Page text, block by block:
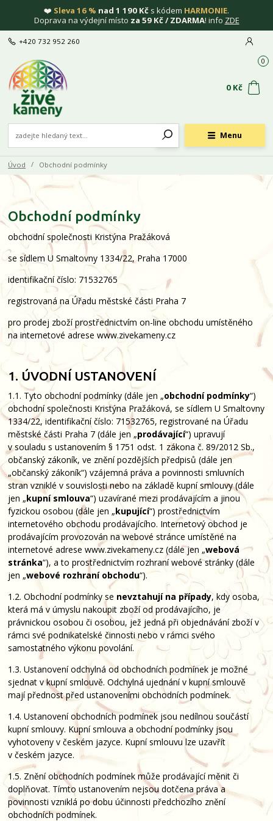
❤️ Sleva 16 % nad 1 190 Kč s kódem HARMONIE.
Doprava na výdejní místo za 59 Kč / ZDARMA! info ZDE
Menu
+420 732 952 260
0
0 Kč
Úvod Obchodní podmínky
Obchodní podmínky
obchodní společnosti Kristýna Pražáková
se sídlem U Smaltovny 1334/22, Praha 17000
identifikační číslo: 71532765
registrovaná na Úřadu městské části Praha 7
pro prodej zboží prostřednictvím on-line obchodu umístěného
na internetové adrese www.zivekameny.cz
1. ÚVODNÍ USTANOVENÍ
1.1. Tyto obchodní podmínky (dále jen „obchodní podmínky“)
obchodní společnosti Kristýna Pražáková, se sídlem U Smaltovny
1334/22, identifikační číslo: 71532765, registrované na Úřadu
městské části Praha 7 (dále jen „prodávající“) upravují
v souladu s ustanovením § 1751 odst. 1 zákona č. 89/2012 Sb.,
občanský zákoník, ve znění pozdějších předpisů (dále jen
„občanský zákoník“) vzájemná práva a povinnosti smluvních
stran vzniklé v souvislosti nebo na základě kupní smlouvy (dále
jen „kupní smlouva“) uzavírané mezi prodávajícím a jinou
fyzickou osobou (dále jen „kupující“) prostřednictvím
internetového obchodu prodávajícího. Internetový obchod je
prodávajícím provozován na webové stránce umístěné na
internetové adrese www.zivekameny.cz (dále jen „webová
stránka“), a to prostřednictvím rozhraní webové stránky (dále
jen „webové rozhraní obchodu“).
1.2. Obchodní podmínky se nevztahují na případy, kdy osoba,
která má v úmyslu nakoupit zboží od prodávajícího, je
právnickou osobou či osobou, jež jedná při objednávání zboží v
rámci své podnikatelské činnosti nebo v rámci svého
samostatného výkonu povolání.
1.3. Ustanovení odchylná od obchodních podmínek je možné
sjednat v kupní smlouvě. Odchylná ujednání v kupní smlouvě
mají přednost před ustanoveními obchodních podmínek.
1.4. Ustanovení obchodních podmínek jsou nedílnou součástí
kupní smlouvy. Kupní smlouva a obchodní podmínky jsou
vyhotoveny v českém jazyce. Kupní smlouvu lze uzavřít
v českém jazyce.
1.5. Znění obchodních podmínek může prodávající měnit či
doplňovat. Tímto ustanovením nejsou dotčena práva a
povinnosti vzniklá po dobu účinnosti předchozího znění
obchodních podmínek.